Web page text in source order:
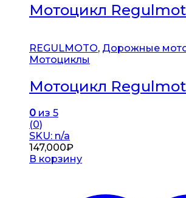
Мотоцикл
REGULMOTO, Дорожные
Мотоциклы
Мотоцикл
0 из 5
(0)
SKU: n/a
147,000₽
В корзину